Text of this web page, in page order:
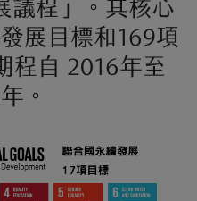
議程」。其核心
展目標和169項
程自 2016年至
。